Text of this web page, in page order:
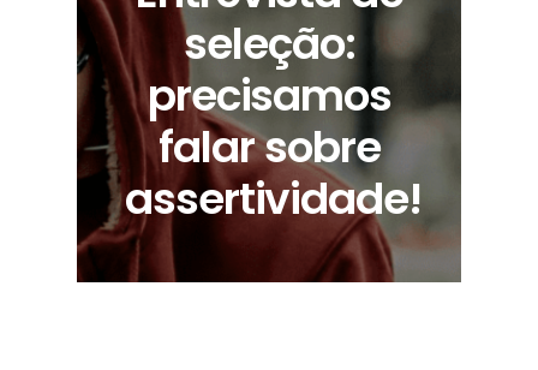
seleção:
precisamos
falar sobre
assertividade!